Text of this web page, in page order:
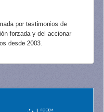
por testimonios de
forzada y del accionar
desde 2003.